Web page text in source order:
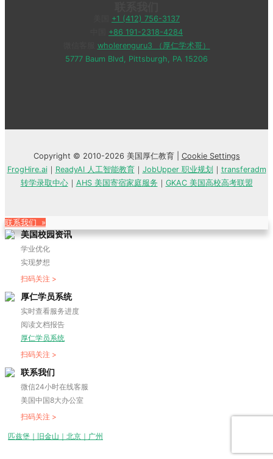
+1 (412) 756-3137
+86 191-2318-4284
wholerenguru3 （厚仁学术哥）
5777 Baum Blvd, Pittsburgh, PA 15206
Copyright © 2010-2026 美国厚仁教育 | Cookie Settings
FrogHire.ai｜ ReadyAI 人工智能教育｜ JobUpper 职业规划 ｜ transferadm
转学录取中心｜ AHS 美国寄宿家庭服务 ｜ GKAC 美国高校高考联盟
联系我们 »
美国校园资讯
学业优化
实现梦想
扫码关注 >
厚仁学员系统
实时查看服务进度
阅读文档报告
厚仁学员系统
扫码关注 >
联系我们
微信24小时在线客服
美国中国8大办公室
扫码关注 >
匹兹堡｜旧金山｜北京｜广州